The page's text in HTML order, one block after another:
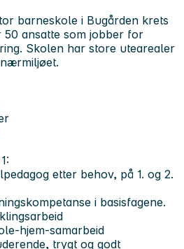
barneskole i Bugården krets
50 ansatte som jobber for
Skolen har store utearealer
etter behov, på 1. og 2.
i basisfagene.
hjem-samarbeid
trygt og godt